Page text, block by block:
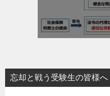
忘却と戦う受験生の皆様へ